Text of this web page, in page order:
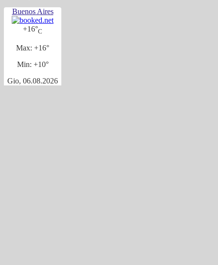
Buenos Aires
+16°C
Max: +16°
Min: +10°
Gio, 06.08.2026